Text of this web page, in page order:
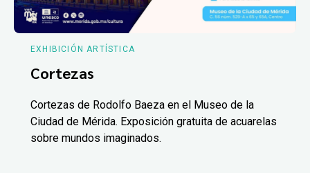
EXHIBICIÓN ARTÍSTICA
Cortezas
Cortezas de Rodolfo Baeza en el Museo de la
Ciudad de Mérida. Exposición gratuita de acuarelas
sobre mundos imaginados.